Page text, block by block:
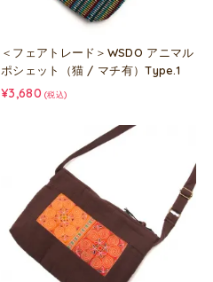
＜フェアトレード＞WSDO アニマル
ポシェット（猫 / マチ有）Type.1
¥3,680 (税込)